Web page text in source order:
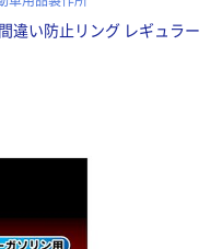
違い防止リング レギュラー